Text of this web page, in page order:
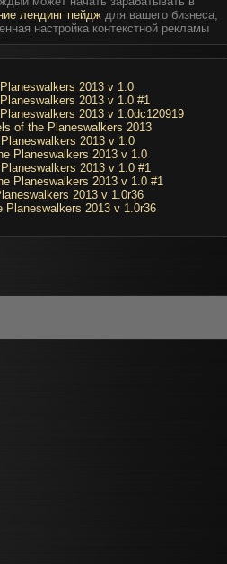
лендинг пейдж для вашего бизнеса,
настройка контекстной рекламы
2013 v 1.0
2013 v 1.0 #1
2013 v 1.0dc120919
of the Planeswalkers 2013
2013 v 1.0
Planeswalkers 2013 v 1.0
2013 v 1.0 #1
Planeswalkers 2013 v 1.0 #1
2013 v 1.0r36
Planeswalkers 2013 v 1.0r36